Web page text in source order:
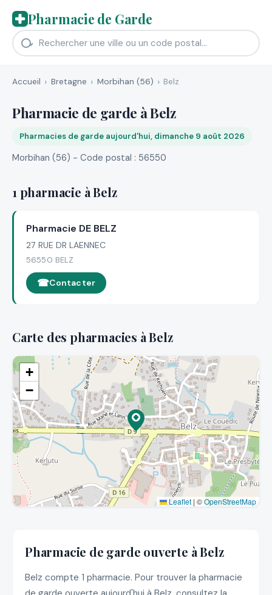
Pharmacie de Garde
Accueil Bretagne Morbihan (56) Belz
Pharmacie de garde à Belz
Pharmacies de garde aujourd'hui, dimanche 9 août 2026
Morbihan (56) - Code postal : 56550
1 pharmacie à Belz
Pharmacie DE BELZ
27 RUE DR LAENNEC
56550 BELZ
Contacter
Carte des pharmacies à Belz
+
−
Leaflet | ©OpenStreetMap
Pharmacie de garde ouverte à Belz
Belz compte 1 pharmacie. Pour trouver la pharmacie